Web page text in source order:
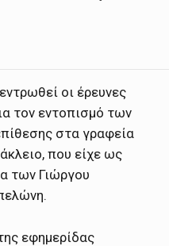
οι έρευνες
τον εντοπισμό των
στα γραφεία
που είχε ως
των Γιώργου
εφημερίδας